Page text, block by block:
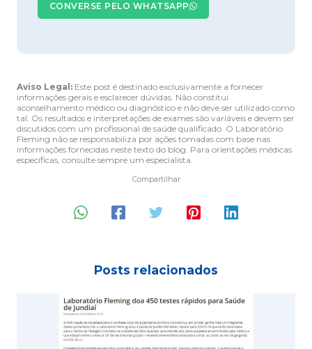
CONVERSE PELO WHATSAPP
Aviso Legal:Este post é destinado exclusivamente a fornecer
informações gerais e esclarecer dúvidas. Não constitui
aconselhamento médico ou diagnóstico e não deve ser utilizado como
tal. Os resultados e interpretações de exames são variáveis e devem ser
discutidos com um profissional de saúde qualificado. O Laboratório
Fleming não se responsabiliza por ações tomadas com base nas
informações fornecidas neste texto do blog. Para orientações médicas
específicas, consulte sempre um especialista.
Compartilhar
Posts relacionados